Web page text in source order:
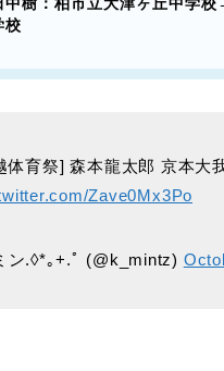
校
体育祭] 森本龍太郎 京本大
Zave0Mx3Po
.◊*｡+.ﾟ (@k_mintz)